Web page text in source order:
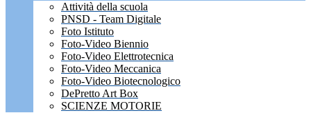
Attività della scuola
PNSD - Team Digitale
Foto Istituto
Foto-Video Biennio
Foto-Video Elettrotecnica
Foto-Video Meccanica
Foto-Video Biotecnologico
DePretto Art Box
SCIENZE MOTORIE